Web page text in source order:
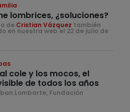
lombrices, ¿soluciones?
de Cristian Vázquez también
en nuestra web el 22 de julio de
cole y los mocos, el
de todos los años
Lombarte, Fundación